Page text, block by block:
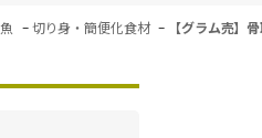
- 切り身・簡便化食材 - 【グラム売】